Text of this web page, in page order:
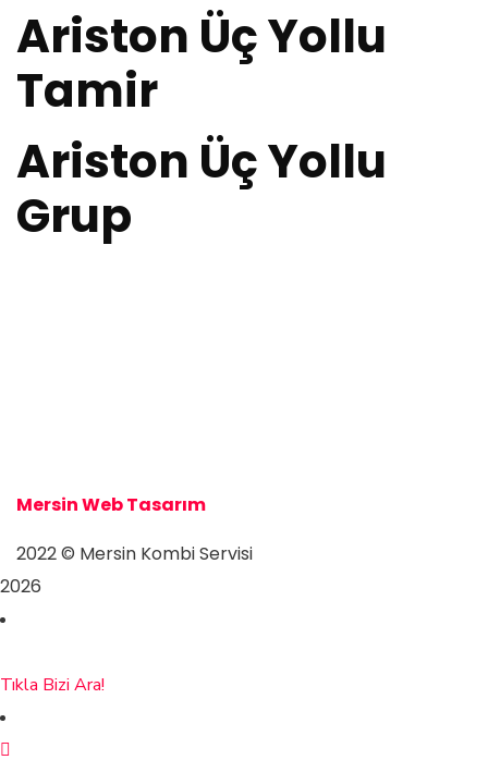
Ariston Üç Yollu
Tamir
Ariston Üç Yollu
Grup
Mersin Web Tasarım
2022© Mersin Kombi Servisi
2026
Tıkla Bizi Ara!